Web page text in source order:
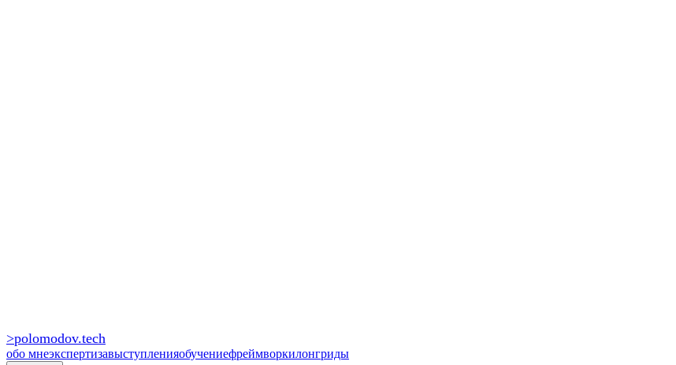
>polomodov.tech
обо мнеэкспертизавыступленияобучениефреймворкилонгриды